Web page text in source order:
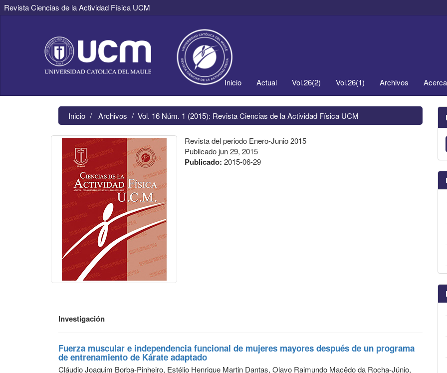
Revista Ciencias de la Actividad Física UCM
Contenido
principal
Inicio Actual Vol.26(2) Vol.26(1) Archivos
Inicio Archivos Vol. 16 Núm. 1 (2015): Revista Ciencias de la Actividad Física UCM
Revista del periodo Enero-Junio 2015
Publicado jun 29, 2015
Publicado:2015-06-29
Investigación
Fuerza muscular e independencia funcional de mujeres mayores después de un programa
de entrenamiento de Kárate adaptado
Cláudio Joaquim Borba-Pinheiro, Estélio Henrique Martin Dantas, Olavo Raimundo Macêdo da Rocha-Júnio,